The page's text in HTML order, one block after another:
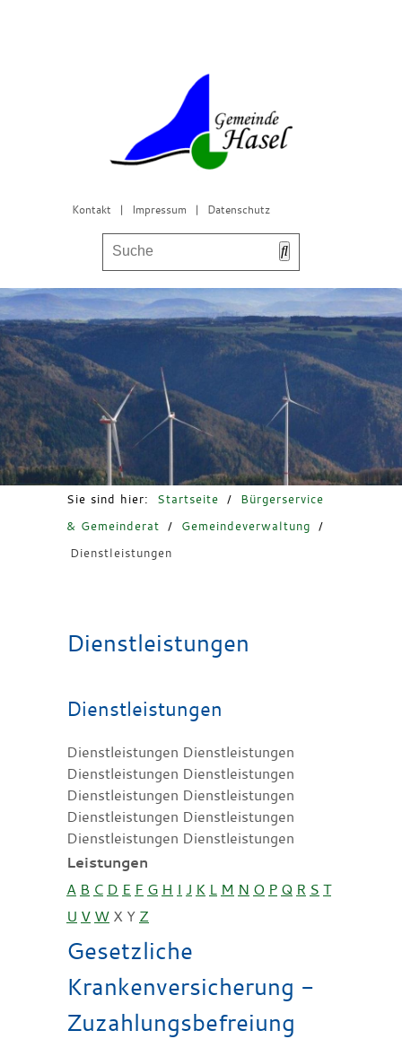
Kontakt | Impressum | Datenschutz
Bürgerservice & Gemeinderat
Leben in Hasel
Freizeit & Tourismus
Sie sind hier: Startseite /
Bürgerservice
& Gemeinderat
/ Gemeindeverwaltung
/
Dienstleistungen
Dienstleistungen
Dienstleistungen
Dienstleistungen Dienstleistungen
Dienstleistungen Dienstleistungen
Dienstleistungen Dienstleistungen
Dienstleistungen Dienstleistungen
Dienstleistungen Dienstleistungen
Leistungen
A B C D E F G H I J K L M N O P Q R S T
U V W X Y Z
Gesetzliche
Krankenversicherung -
Zuzahlungsbefreiung